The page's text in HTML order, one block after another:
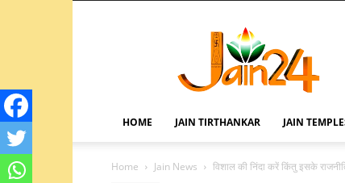
HOME JAIN TIRTHANKAR JAIN
Home Jain News विशाल की निंदा करें किंतु इसके